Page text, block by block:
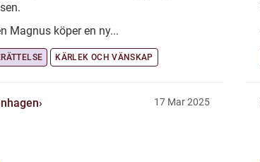
Magnus köper en ny...
KÄRLEK OCH VÄNSKAP
17 Mar 2025